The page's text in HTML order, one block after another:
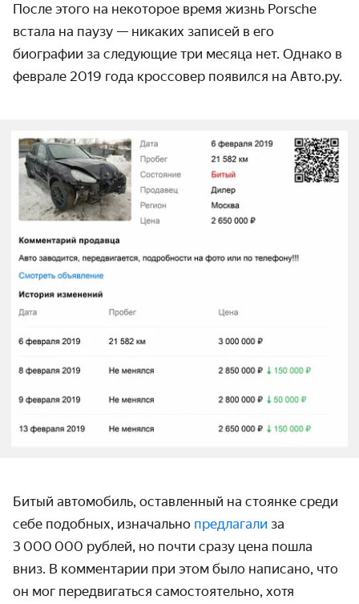
После этого на некоторое время жизнь Porsche
встала на паузу — никаких записей в его
биографии за следующие три месяца нет. Однако в
феврале 2019 года кроссовер появился на Авто.ру.
Битый автомобиль, оставленный на стоянке среди
себе подобных, изначально предлагали за
3 000 000 рублей, но почти сразу цена пошла
вниз. В комментарии при этом было написано, что
он мог передвигаться самостоятельно, хотя